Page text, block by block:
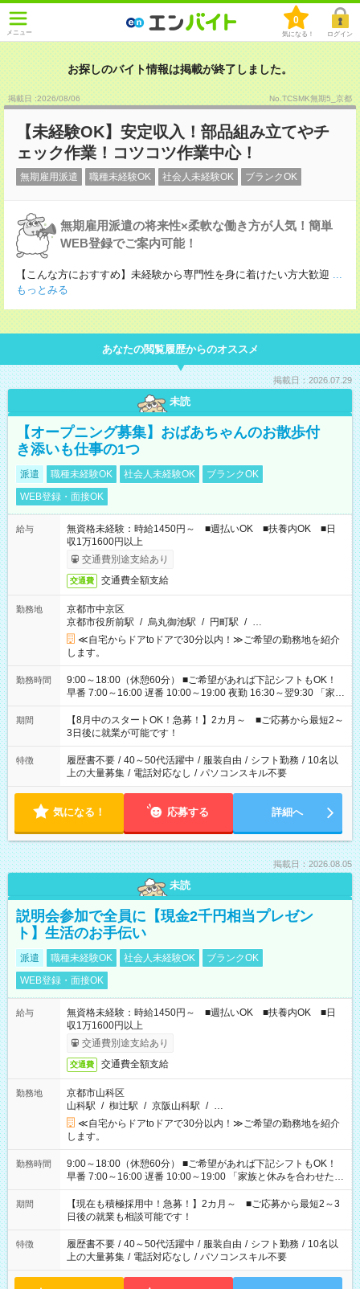
メニュー
0
気になる！ ログイン
お探しのバイト情報は掲載が終了しました。
掲載日 :2026/08/06 No.TCSMK無期5_京都
【未経験OK】安定収入！部品組み立てやチ
ェック作業！コツコツ作業中心！
無期雇用派遣 職種未経験OK 社会人未経験OK ブランクOK
無期雇用派遣の将来性×柔軟な働き方が人気！簡単
WEB登録でご案内可能！
【こんな方におすすめ】未経験から専門性を身に着けたい方大歓迎 ...
もっとみる
あなたの閲覧履歴からのオススメ
掲載日：2026.07.29
未読
【オープニング募集】おばあちゃんのお散歩付
き添いも仕事の1つ
派遣 職種未経験OK 社会人未経験OK
ブランクOK
WEB登録・面接OK
給与
無資格未経験：時給1450円～ ■週払いOK ■扶養内OK ■日
収1万1600円以上
交通費別途支給あり
交通費 交通費全額支給
勤務地
京都市中京区
京都市役所前駅 / 烏丸御池駅 / 円町駅 / …
≪自宅からドアtoドアで30分以内！≫ご希望の勤務地を紹介
します。
勤務時間
9:00～18:00（休憩60分） ■ご希望があれば下記シフトもOK！
早番 7:00～16:00 遅番 10:00～19:00 夜勤 16:30～翌9:30 「家族
と休みを合わせたい」 「余裕を持って夕飯の準備がしたい」
「できれば残業はしたくない」 など、ご希望を教えてください
ね。 ※Wワーク希望の方へ 今ご覧のお仕事で希望する勤務時間
と、もう1つのお仕事の勤務時間。 合計で週40時間を超える場
合は応募できません。
期間
【8月中のスタートOK！急募！】2カ月～ ■ご応募から最短2～
3日後に就業が可能です！
特徴 履歴書不要 / 40～50代活躍中 / 服装自由 / シフト勤務 / 10名以
上の大量募集 / 電話対応なし / パソコンスキル不要
気になる！ 応募する 詳細へ
掲載日：2026.08.05
未読
説明会参加で全員に【現金2千円相当プレゼン
ト】生活のお手伝い
派遣 職種未経験OK 社会人未経験OK
ブランクOK
WEB登録・面接OK
給与
無資格未経験：時給1450円～ ■週払いOK ■扶養内OK ■日
収1万1600円以上
交通費別途支給あり
交通費 交通費全額支給
勤務地
京都市山科区
山科駅 / 椥辻駅 / 京阪山科駅 / …
≪自宅からドアtoドアで30分以内！≫ご希望の勤務地を紹介
します。
勤務時間
9:00～18:00（休憩60分） ■ご希望があれば下記シフトもOK！
早番 7:00～16:00 遅番 10:00～19:00 「家族と休みを合わせた
い」 「余裕を持って夕飯の準備がしたい」 「できれば残業はし
たくない」 など、ご希望を教えてくださいね。 ※Wワーク希望
の方へ 今ご覧のお仕事で希望する勤務時間と、もう1つのお仕事
の勤務時間。 合計で週40時間を超える場合は応募できません。
期間
【現在も積極採用中！急募！】2カ月～ ■ご応募から最短2～3
日後の就業も相談可能です！
特徴 履歴書不要 / 40～50代活躍中 / 服装自由 / シフト勤務 / 10名以
上の大量募集 / 電話対応なし / パソコンスキル不要